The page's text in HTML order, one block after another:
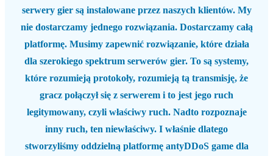
serwery gier są instalowane przez naszych klientów. My
nie dostarczamy jednego rozwiązania. Dostarczamy całą
platformę. Musimy zapewnić rozwiązanie, które działa
dla szerokiego spektrum serwerów gier. To są systemy,
które rozumieją protokoły, rozumieją tą transmisję, że
gracz połączył się z serwerem i to jest jego ruch
legitymowany, czyli właściwy ruch. Nadto rozpoznaje
inny ruch, ten niewłaściwy. I właśnie dlatego
stworzyliśmy oddzielną platformę antyDDoS game dla